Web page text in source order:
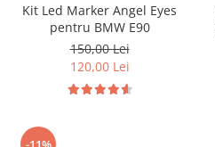
Kit Led Marker Angel Eyes
pentru BMW E90
150,00 Lei
120,00 Lei